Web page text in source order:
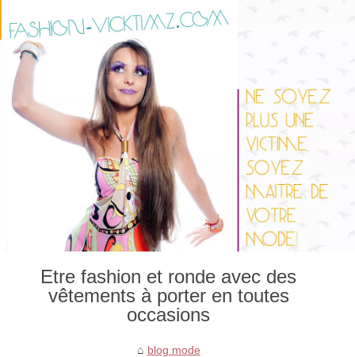
Etre fashion et ronde avec des
vêtements à porter en toutes
occasions
blog mode